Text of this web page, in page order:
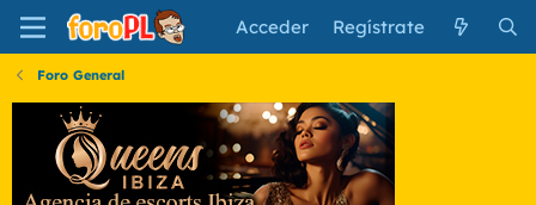
Acceder Regístrate
Foro General